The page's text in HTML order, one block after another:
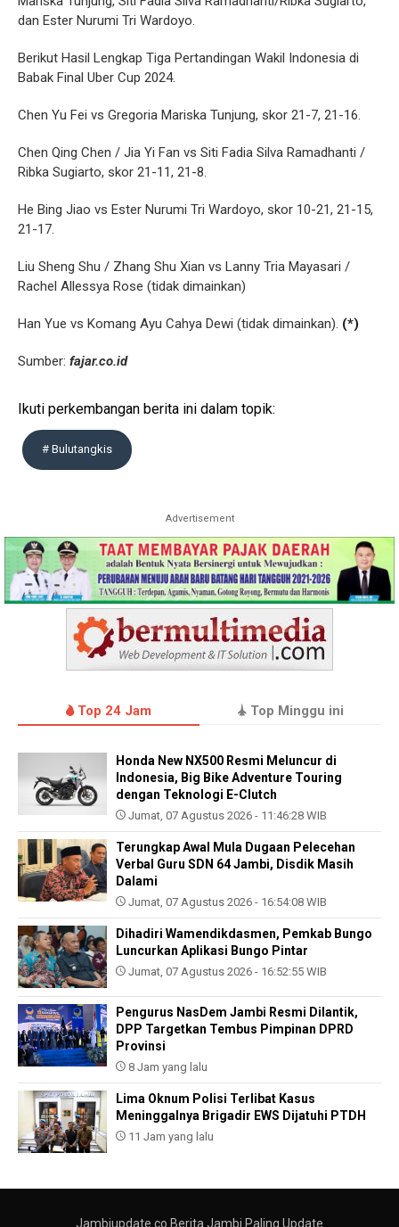
dan Ester Nurumi Tri Wardoyo.
Berikut Hasil Lengkap Tiga Pertandingan Wakil Indonesia di
Babak Final Uber Cup 2024.
Chen Yu Fei vs Gregoria Mariska Tunjung, skor 21-7, 21-16.
Chen Qing Chen / Jia Yi Fan vs Siti Fadia Silva Ramadhanti /
Ribka Sugiarto, skor 21-11, 21-8.
He Bing Jiao vs Ester Nurumi Tri Wardoyo, skor 10-21, 21-15,
21-17.
Liu Sheng Shu / Zhang Shu Xian vs Lanny Tria Mayasari /
Rachel Allessya Rose (tidak dimainkan)
Han Yue vs Komang Ayu Cahya Dewi (tidak dimainkan). (*)
Sumber: fajar.co.id
Ikuti perkembangan berita ini dalam topik:
# Bulutangkis
Advertisement
Top 24 Jam Top Minggu ini
Honda New NX500 Resmi Meluncur di
Indonesia, Big Bike Adventure Touring
dengan Teknologi E-Clutch
Jumat, 07 Agustus 2026 - 11:46:28 WIB
Terungkap Awal Mula Dugaan Pelecehan
Verbal Guru SDN 64 Jambi, Disdik Masih
Dalami
Jumat, 07 Agustus 2026 - 16:54:08 WIB
Dihadiri Wamendikdasmen, Pemkab Bungo
Luncurkan Aplikasi Bungo Pintar
Jumat, 07 Agustus 2026 - 16:52:55 WIB
Pengurus NasDem Jambi Resmi Dilantik,
DPP Targetkan Tembus Pimpinan DPRD
Provinsi
8 Jam yang lalu
Lima Oknum Polisi Terlibat Kasus
Meninggalnya Brigadir EWS Dijatuhi PTDH
11 Jam yang lalu
Jambiupdate.co Berita Jambi Paling Update